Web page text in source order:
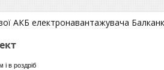
АКБ електронавантажувача
і в роздріб